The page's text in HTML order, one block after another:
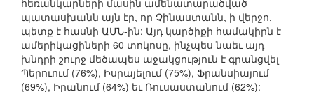
հեռանկարների մասին ամենատարածված
պատասխանն այն էր, որ Չինաստանն, ի վերջո,
պետք է հասնի ԱՄՆ-ին: Այդ կարծիքի համակիրն է
ամերիկացիների 60 տոկոսը, ինչպես նաեւ այդ
խնդրի շուրջ մեծապես աջակցություն է գրանցվել
Պերուում (76%), Իսրայելում (75%), Ֆրանսիայում
(69%), Իրանում (64%) եւ Ռուսաստանում (62%):